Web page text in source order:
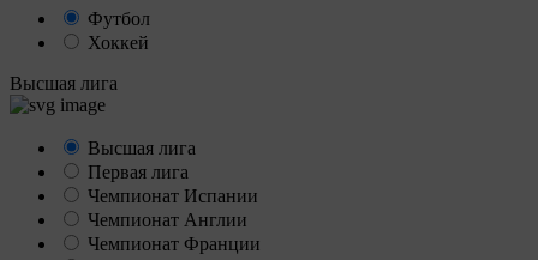
Футбол
Хоккей
Высшая лига
Высшая лига
Первая лига
Чемпионат Испании
Чемпионат Англии
Чемпионат Франции